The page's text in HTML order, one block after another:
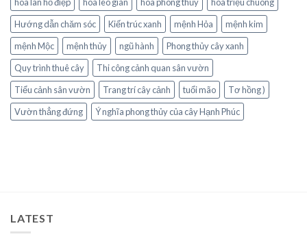
Hướng dẫn chăm sóc
Kiến trúc xanh mệnh Hỏa
mệnh kim
mệnh Mộc
mệnh thủy ngũ hành
Phong thủy cây xanh
Quy trình thuê cây
Thi công cảnh quan sân vườn
Tiểu cảnh sân vườn
Trang trí cây cảnh tuổi mão
Tơ hồng )
Vườn thẳng đứng
Ý nghĩa phong thủy của cây Hạnh Phúc
LATEST